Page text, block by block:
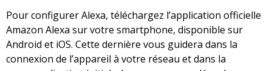
Pour configurer Alexa, téléchargez l’application officielle
Amazon Alexa sur votre smartphone, disponible sur
Android et iOS. Cette dernière vous guidera dans la
connexion de l’appareil à votre réseau et dans la